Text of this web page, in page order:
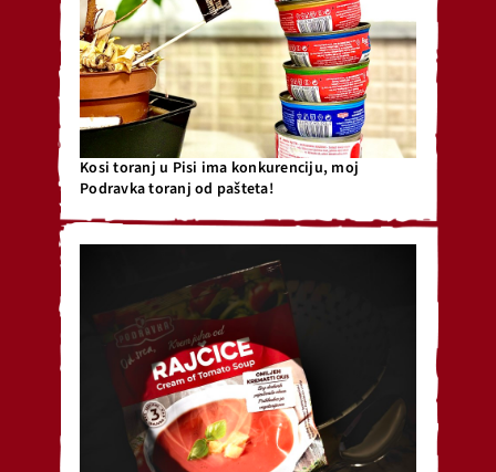
Kosi toranj u Pisi ima konkurenciju, moj
Podravka toranj od pašteta!